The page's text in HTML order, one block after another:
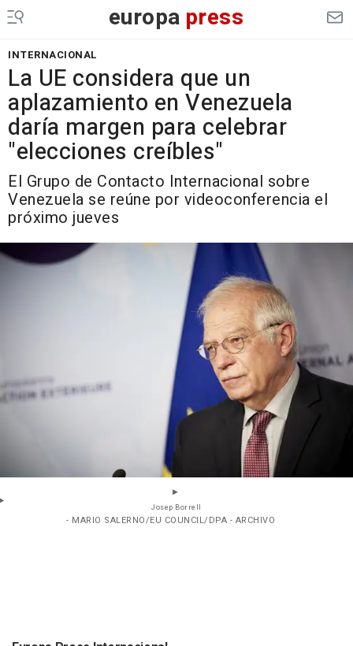
europa press
INTERNACIONAL
La UE considera que un
aplazamiento en Venezuela
daría margen para celebrar
"elecciones creíbles"
El Grupo de Contacto Internacional sobre
Venezuela se reúne por videoconferencia el
próximo jueves
Josep Borrell
- MARIO SALERNO/EU COUNCIL/DPA - ARCHIVO